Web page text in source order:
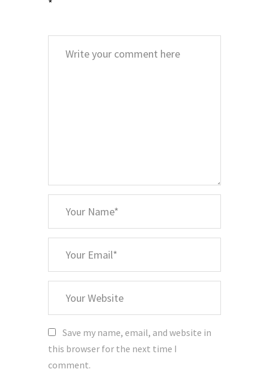
*
Name
Email
Website
Save my name, email, and website in
this browser for the next time I
comment.